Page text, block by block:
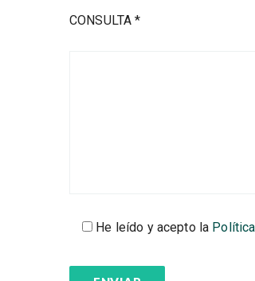
CONSULTA *
He leído y acepto la